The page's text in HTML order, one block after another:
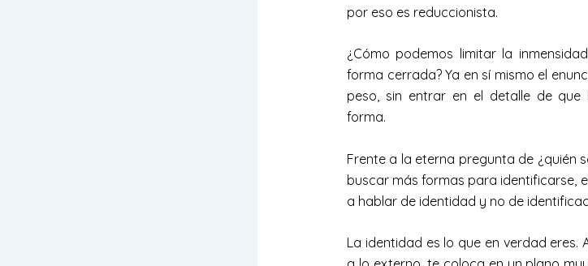
por eso es reduccionista.
¿Cómo podemos limitar la
forma cerrada? Ya en sí mismo el
peso, sin entrar en el detalle de que
forma.
Frente a la eterna pregunta de ¿quién
buscar más formas para identificarse,
a hablar de identidad y no de
La identidad es lo que en verdad eres.